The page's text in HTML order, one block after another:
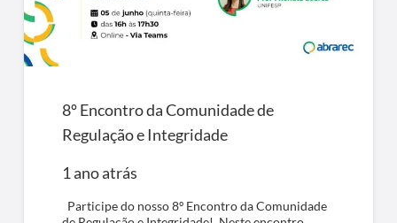
8º Encontro da Comunidade de
Regulação e Integridade
1 ano atrás
Participe do nosso 8º Encontro da Comunidade